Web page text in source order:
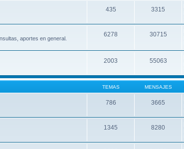
435 3315
aportes en general.
6278 30715
2003 55063
TEMAS MENSAJES
786 3665
1345 8280